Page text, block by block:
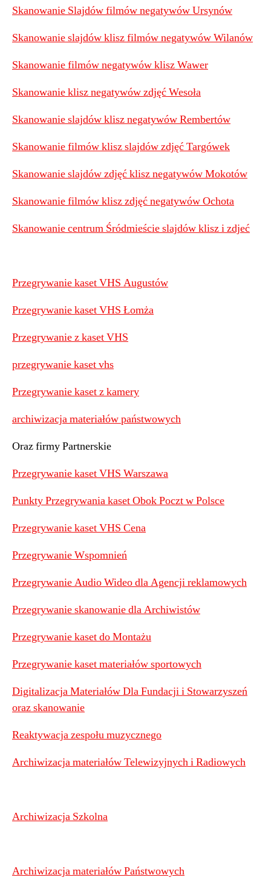
Skanowanie Slajdów filmów negatywów Ursynów
Skanowanie slajdów klisz filmów negatywów Wilanów
Skanowanie filmów negatywów klisz Wawer
Skanowanie klisz negatywów zdjęć Wesoła
Skanowanie slajdów klisz negatywów Rembertów
Skanowanie filmów klisz slajdów zdjęć Targówek
Skanowanie slajdów zdjęć klisz negatywów Mokotów
Skanowanie filmów klisz zdjęć negatywów Ochota
Skanowanie centrum Śródmieście slajdów klisz i zdjeć
Przegrywanie kaset VHS Augustów
Przegrywanie kaset VHS Łomża
Przegrywanie z kaset VHS
przegrywanie kaset vhs
Przegrywanie kaset z kamery
archiwizacja materiałów państwowych
Oraz firmy Partnerskie
Przegrywanie kaset VHS Warszawa
Punkty Przegrywania kaset Obok Poczt w Polsce
Przegrywanie kaset VHS Cena
Przegrywanie Wspomnień
Przegrywanie Audio Wideo dla Agencji reklamowych
Przegrywanie skanowanie dla Archiwistów
Przegrywanie kaset do Montażu
Przegrywanie kaset materiałów sportowych
Digitalizacja Materiałów Dla Fundacji i Stowarzyszeń
oraz skanowanie
Reaktywacja zespołu muzycznego
Archiwizacja materiałów Telewizyjnych i Radiowych
Archiwizacja Szkolna
Archiwizacja materiałów Państwowych